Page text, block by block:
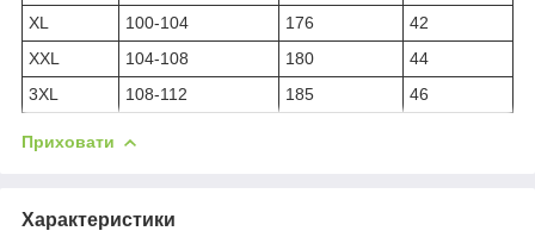
XL
100-104 176
42
XXL
104-108 180
44
3XL
108-112 185 46
Приховати
Характеристики